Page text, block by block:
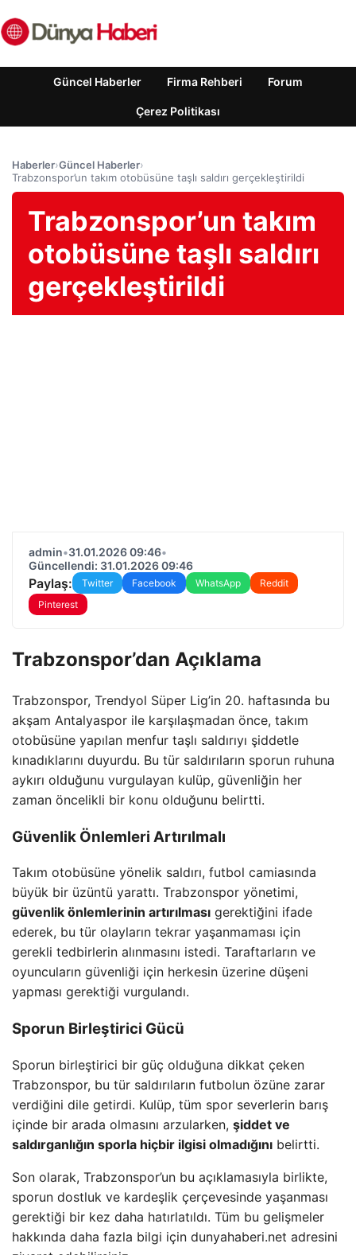
Güncel Haberler Firma Rehberi Forum
Çerez Politikası
Haberler›Güncel Haberler›
Trabzonspor’un takım otobüsüne taşlı saldırı gerçekleştirildi
Trabzonspor’un takım
otobüsüne taşlı saldırı
gerçekleştirildi
admin•31.01.2026 09:46•
Güncellendi: 31.01.2026 09:46
Paylaş: Twitter Facebook WhatsApp
Reddit
Pinterest
Trabzonspor’dan Açıklama
Trabzonspor, Trendyol Süper Lig’in 20. haftasında bu
akşam Antalyaspor ile karşılaşmadan önce, takım
otobüsüne yapılan menfur taşlı saldırıyı şiddetle
kınadıklarını duyurdu. Bu tür saldırıların sporun ruhuna
aykırı olduğunu vurgulayan kulüp, güvenliğin her
zaman öncelikli bir konu olduğunu belirtti.
Güvenlik Önlemleri Artırılmalı
Takım otobüsüne yönelik saldırı, futbol camiasında
büyük bir üzüntü yarattı. Trabzonspor yönetimi,
güvenlik önlemlerinin artırılması gerektiğini ifade
ederek, bu tür olayların tekrar yaşanmaması için
gerekli tedbirlerin alınmasını istedi. Taraftarların ve
oyuncuların güvenliği için herkesin üzerine düşeni
yapması gerektiği vurgulandı.
Sporun Birleştirici Gücü
Sporun birleştirici bir güç olduğuna dikkat çeken
Trabzonspor, bu tür saldırıların futbolun özüne zarar
verdiğini dile getirdi. Kulüp, tüm spor severlerin barış
içinde bir arada olmasını arzularken, şiddet ve
saldırganlığın sporla hiçbir ilgisi olmadığını belirtti.
Son olarak, Trabzonspor’un bu açıklamasıyla birlikte,
sporun dostluk ve kardeşlik çerçevesinde yaşanması
gerektiği bir kez daha hatırlatıldı. Tüm bu gelişmeler
hakkında daha fazla bilgi için dunyahaberi.net adresini